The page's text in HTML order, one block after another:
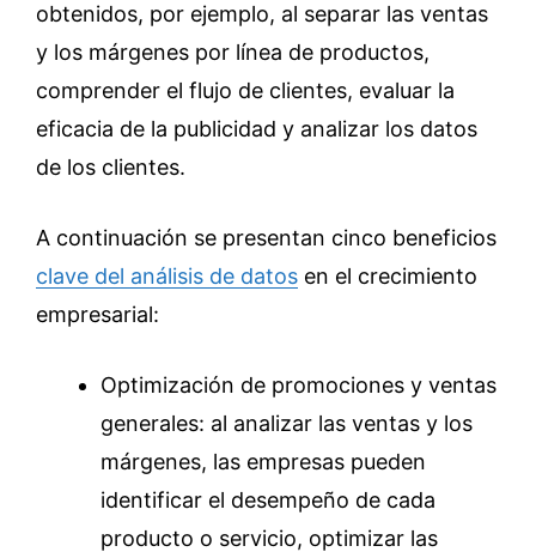
obtenidos, por ejemplo, al separar las ventas
y los márgenes por línea de productos,
comprender el flujo de clientes, evaluar la
eficacia de la publicidad y analizar los datos
de los clientes.
A continuación se presentan cinco beneficios
clave del análisis de datos en el crecimiento
empresarial:
Optimización de promociones y ventas
generales: al analizar las ventas y los
márgenes, las empresas pueden
identificar el desempeño de cada
producto o servicio, optimizar las